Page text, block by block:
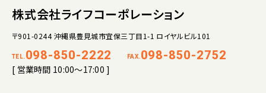
株式会社ライフコーポレーション
〒901-0244 沖縄県豊見城市宜保三丁目1-1 ロイヤルビル101
TEL. 098-850-2222 FAX. 098-850-2752
[ 営業時間 10:00～17:00 ]